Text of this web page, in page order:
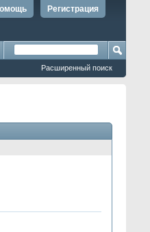
Регистрация
Расширенный поиск